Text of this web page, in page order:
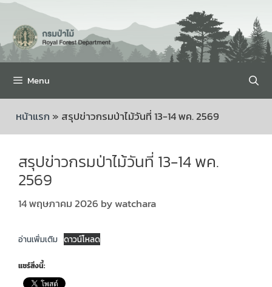
Menu
หน้าแรก » สรุปข่าวกรมป่าไม้วันที่ 13-14 พค. 2569
สรุปข่าวกรมป่าไม้วันที่ 13-14 พค.
2569
14 พฤษภาคม 2026 bywatchara
อ่านเพิ่มเติม ดาวน์โหลด
แชร์สิ่งนี้: